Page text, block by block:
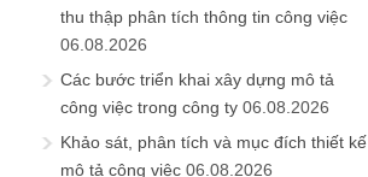
thu thập phân tích thông tin công việc
06.08.2026
Các bước triển khai xây dựng mô tả
công việc trong công ty 06.08.2026
Khảo sát, phân tích và mục đích thiết kế
mô tả công việc 06.08.2026